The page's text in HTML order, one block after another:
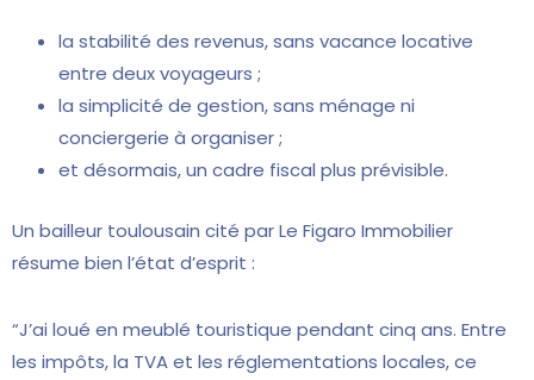
la stabilité des revenus, sans vacance locative
entre deux voyageurs ;
la simplicité de gestion, sans ménage ni
conciergerie à organiser ;
et désormais, un cadre fiscal plus prévisible.
Un bailleur toulousain cité par Le Figaro Immobilier
résume bien l’état d’esprit :
“J’ai loué en meublé touristique pendant cinq ans. Entre
les impôts, la TVA et les réglementations locales, ce